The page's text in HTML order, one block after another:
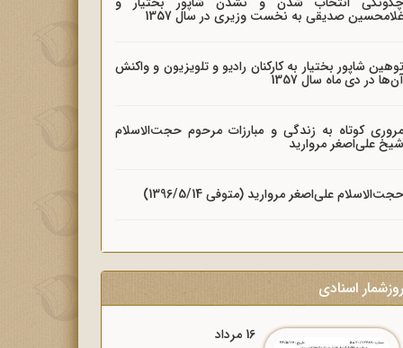
صدیقی به نخست وزیری در سال 1357
شاپور بختیار به کارکنان رادیو و تلویزیون و واکنش
در دی ماه سال 1357
کوتاه به زندگی و مبارزات مرحوم حجت‌الاسلام
علی‌اصغر مروارید
علی‌اصغر مروارید (متوفی 1396/5/14)
اسنادی
16 مرداد